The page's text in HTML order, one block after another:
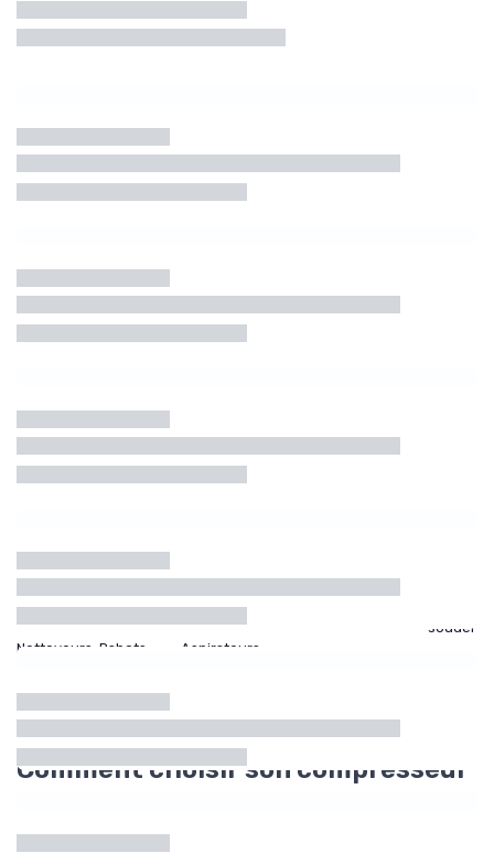
électriques
souder
Nettoyeurs
pression
Rabots
Aspirateurs
Comment choisir son compresseur
Le compresseur d'air stocke de l'air sous pression dans une